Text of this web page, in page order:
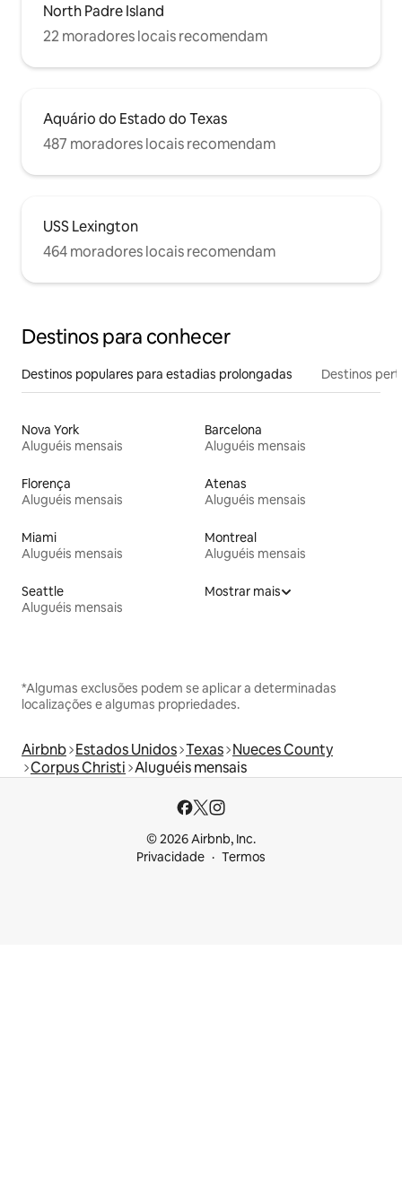
North Padre Island
22 moradores locais recomendam
Aquário do Estado do Texas
487 moradores locais recomendam
USS Lexington
464 moradores locais recomendam
Destinos para conhecer
Destinos populares para estadias prolongadas Destinos
Nova York
Aluguéis mensais
Barcelona
Aluguéis mensais
Florença
Aluguéis mensais
Atenas
Aluguéis mensais
Miami
Aluguéis mensais
Montreal
Aluguéis mensais
Seattle
Aluguéis mensais
Mostrar mais
*Algumas exclusões podem se aplicar a determinadas
localizações e algumas propriedades.
Airbnb Estados Unidos Texas Nueces County
Corpus Christi Aluguéis mensais
© 2026 Airbnb, Inc.
Privacidade
Termos